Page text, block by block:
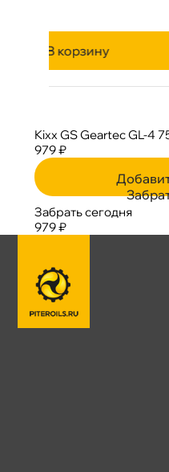
Kixx GS Geartec GL-4
979 ₽
Забрать сегодня
979 ₽